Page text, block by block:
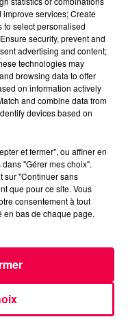
DU
2 min 31 sec
L'ANNIVERSAIRE
DU JEUDI
services; Create
to select personalised
security, prevent and
advertising and content;
technologies may
browsing data to offer
on information actively
and combine data from
devices based on
et fermer", ou affiner en
"Gérer mes choix".
sur "Continuer sans
que pour ce site. Vous
consentement à tout
en bas de chaque page.